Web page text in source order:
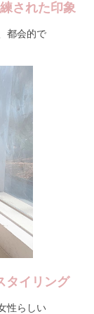
された印象
都会的で
タイリング
性らしい